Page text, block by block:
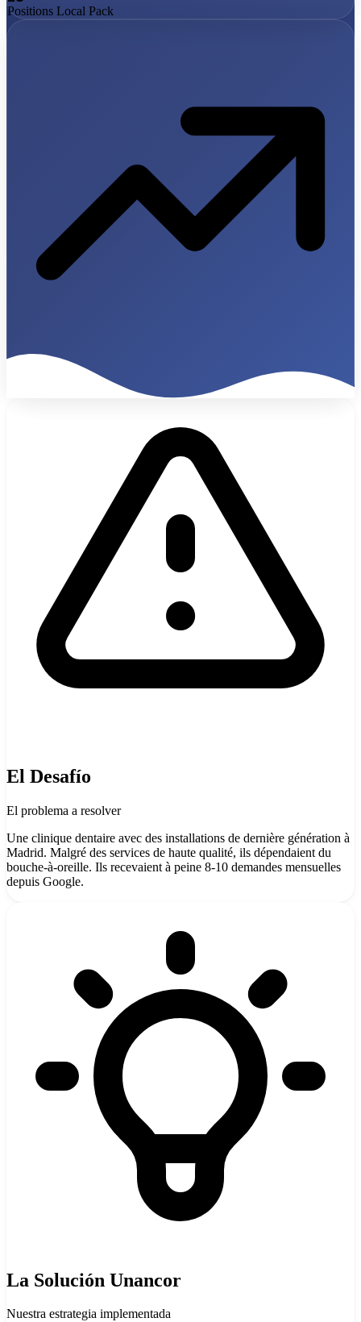
Positions Local Pack
El Desafío
El problema a resolver
Une clinique dentaire avec des installations de dernière génération à
Madrid. Malgré des services de haute qualité, ils dépendaient du
bouche-à-oreille. Ils recevaient à peine 8-10 demandes mensuelles
depuis Google.
La Solución Unancor
Nuestra estrategia implementada